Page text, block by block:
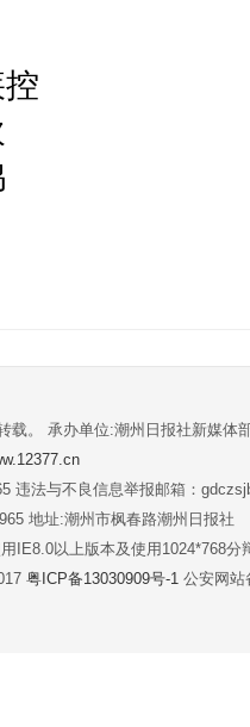
载。 承办单位:潮州日报社新媒体
违法与不良信息举报邮箱：
地址:潮州市枫春路潮州日报社
IE8.0以上版本及使用1024*768分
粤ICP备13030909号-1 公安网站